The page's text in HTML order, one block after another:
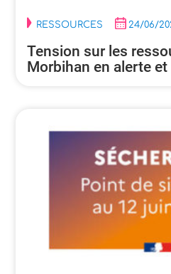
RESSOURCES 24/06/
Tension sur les
Morbihan en alerte